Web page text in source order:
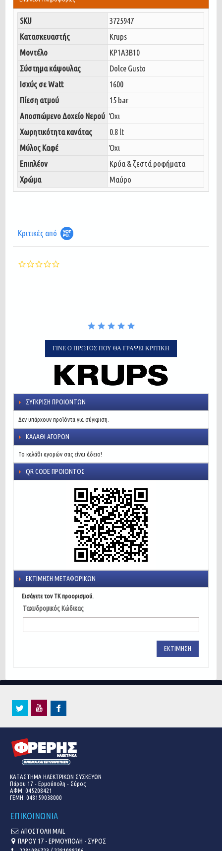
SKU
3725947
Κατασκευαστής
Krups
Μοντέλο
KP1A3B10
Σύστημα κάψουλας
Dolce Gusto
Ισχύς σε Watt
1600
Πίεση ατμού
15 bar
Αποσπώμενο Δοχείο Νερού Όχι
Χωρητικότητα κανάτας
0.8 lt
Μύλος Καφέ
Όχι
Επιπλέον
Κρύα & ζεστά ροφήματα
Χρώμα
Μαύρο
Κριτικές από
ΓΊΝΕ Ο ΠΡΏΤΟΣ ΠΟΥ ΘΑ ΓΡΆΨΕΙ ΚΡΙΤΙΚΉ
ΣΎΓΚΡΙΣΗ ΠΡΟΙΌΝΤΩΝ
Δεν υπάρχουν προϊόντα για σύγκριση.
ΚΑΛΆΘΙ ΑΓΟΡΏΝ
Το καλάθι αγορών σας είναι άδειο!
QR CODE ΠΡΟΙΌΝΤΟΣ
ΕΚΤΊΜΗΣΗ ΜΕΤΑΦΟΡΙΚΏΝ
Εισάγετε τον ΤΚ προορισμού.
Ταχυδρομικός Κώδικας
ΕΚΤΊΜΗΣΗ
ΚΑΤΑΣΤΗΜΑ ΗΛΕΚΤΡΙΚΩΝ ΣΥΣΚΕΥΩΝ
Πάρου 17 - Ερμούπολη - Σύρος
ΑΦΜ: 045208421
ΓΕΜΗ: 048159038000
ΕΠΙΚΟΙΝΩΝΙΑ
ΑΠΟΣΤΟΛΗ MAIL
ΠΑΡΟΥ 17 - ΕΡΜΟΥΠΟΛΗ - ΣΥΡΟΣ